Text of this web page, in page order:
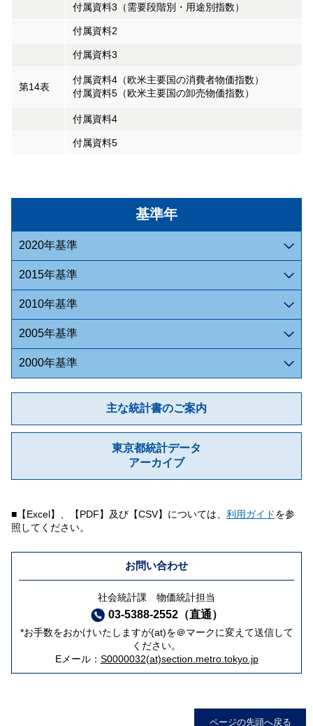
基準年
2020年基準
2015年基準
2010年基準
2005年基準
2000年基準
主な統計書のご案内
東京都統計データ
アーカイブ
付属資料3（需要段階別・用途別指数）
付属資料2
付属資料3
第14表
付属資料4（欧米主要国の消費者物価指数）
付属資料5（欧米主要国の卸売物価指数）
付属資料4
付属資料5
■【Excel】、【PDF】及び【CSV】については、 利用ガイドを参
照してください。
お問い合わせ
社会統計課 物価統計担当
03-5388-2552（直通）
*お手数をおかけいたしますが(at)を＠マークに変えて送信して
ください。
Eメール： S0000032(at)section.metro.tokyo.jp
ページの先頭へ戻る